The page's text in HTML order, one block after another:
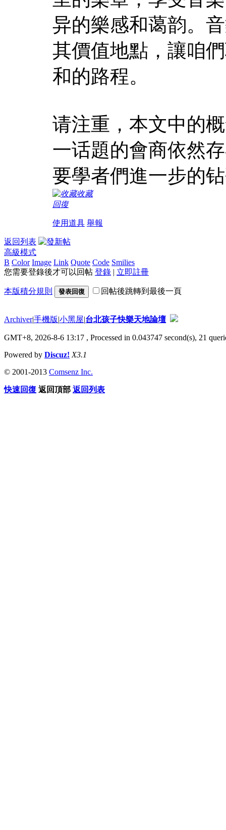
异的樂感和蔼韵。
其價值地點，讓咱
和的路程。
请注重，本文中的
一话題的會商依然
要學者們進一步的
收藏
回復
使用道具 舉報
返回列表
高級模式
B Color Image Link Quote Code Smilies
您需要登錄後才可以回帖 登錄 | 立即註冊
本版積分規則 發表回復 回帖後跳轉到最後一頁
Archiver|手機版|小黑屋|台北孩子快樂天地論壇
GMT+8, 2026-8-6 13:17 , Processed in 0.043747 second(s), 21
Powered by Discuz! X3.1
© 2001-2013 Comsenz Inc.
快速回復 返回頂部 返回列表